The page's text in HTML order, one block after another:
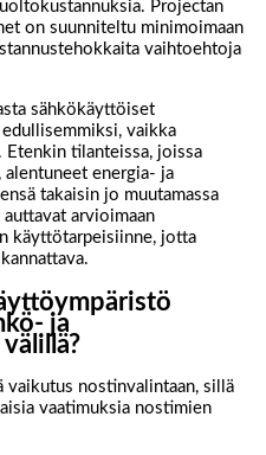
Projectan
on suunniteltu minimoimaan
vaihtoehtoja
sähkökäyttöiset
vaikka
tilanteissa, joissa
energia- ja
takaisin jo muutamassa
arvioimaan
käyttötarpeisiinne, jotta
ja
nostinvalintaan, sillä
vaatimuksia nostimien